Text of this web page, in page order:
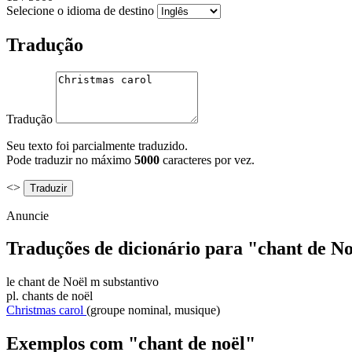
Selecione o idioma de destino
Tradução
Tradução
Seu texto foi parcialmente traduzido.
Pode traduzir no máximo 5000 caracteres por vez.
<>
Anuncie
Traduções de dicionário para "chant de
le chant de Noël m substantivo
pl. chants de noël
Christmas carol (groupe nominal, musique)
Exemplos com "chant de noël"